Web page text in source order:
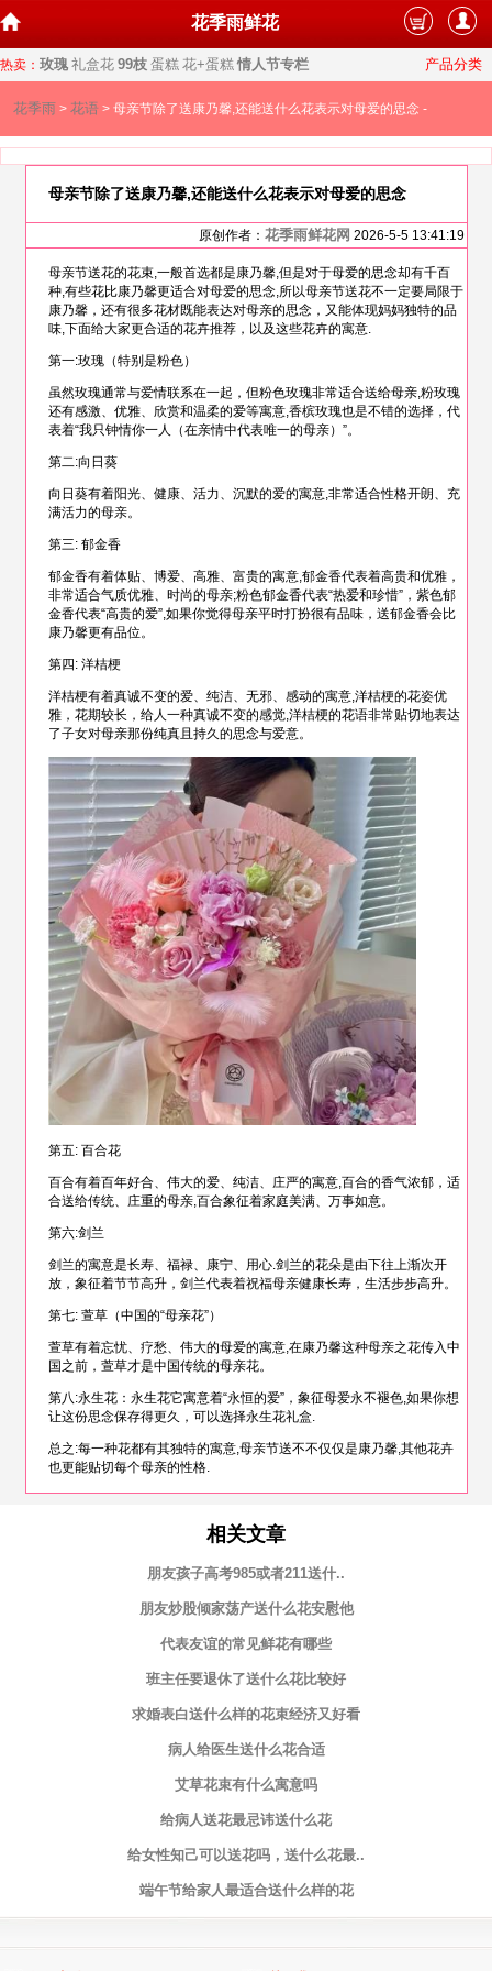
花季雨鲜花
热卖： 玫瑰 礼盒花 99枝 蛋糕 花+蛋糕 情人节专栏 产品分类
花季雨 > 花语 > 母亲节除了送康乃馨,还能送什么花表示对母爱的思念 -
母亲节除了送康乃馨,还能送什么花表示对母爱的思念
原创作者： 花季雨鲜花网 2026-5-5 13:41:19
母亲节送花的花束,一般首选都是康乃馨,但是对于母爱的思念却有千百
种,有些花比康乃馨更适合对母爱的思念,所以母亲节送花不一定要局限于
康乃馨，还有很多花材既能表达对母亲的思念，又能体现妈妈独特的品
味,下面给大家更合适的花卉推荐，以及这些花卉的寓意.
第一:玫瑰（特别是粉色）
虽然玫瑰通常与爱情联系在一起，但粉色玫瑰非常适合送给母亲,粉玫瑰
还有感激、优雅、欣赏和温柔的爱等寓意,香槟玫瑰也是不错的选择，代
表着“我只钟情你一人（在亲情中代表唯一的母亲）”。
第二:向日葵
向日葵有着阳光、健康、活力、沉默的爱的寓意,非常适合性格开朗、充
满活力的母亲。
第三: 郁金香
郁金香有着体贴、博爱、高雅、富贵的寓意,郁金香代表着高贵和优雅，
非常适合气质优雅、时尚的母亲;粉色郁金香代表“热爱和珍惜”，紫色郁
金香代表“高贵的爱”,如果你觉得母亲平时打扮很有品味，送郁金香会比
康乃馨更有品位。
第四: 洋桔梗
洋桔梗有着真诚不变的爱、纯洁、无邪、感动的寓意,洋桔梗的花姿优
雅，花期较长，给人一种真诚不变的感觉,洋桔梗的花语非常贴切地表达
了子女对母亲那份纯真且持久的思念与爱意。
第五: 百合花
百合有着百年好合、伟大的爱、纯洁、庄严的寓意,百合的香气浓郁，适
合送给传统、庄重的母亲,百合象征着家庭美满、万事如意。
第六:剑兰
剑兰的寓意是长寿、福禄、康宁、用心.剑兰的花朵是由下往上渐次开
放，象征着节节高升，剑兰代表着祝福母亲健康长寿，生活步步高升。
第七: 萱草（中国的“母亲花”）
萱草有着忘忧、疗愁、伟大的母爱的寓意,在康乃馨这种母亲之花传入中
国之前，萱草才是中国传统的母亲花。
第八:永生花：永生花它寓意着“永恒的爱”，象征母爱永不褪色,如果你想
让这份思念保存得更久，可以选择永生花礼盒.
总之:每一种花都有其独特的寓意,母亲节送不不仅仅是康乃馨,其他花卉
也更能贴切每个母亲的性格.
相关文章
朋友孩子高考985或者211送什..
朋友炒股倾家荡产送什么花安慰他
代表友谊的常见鲜花有哪些
班主任要退休了送什么花比较好
求婚表白送什么样的花束经济又好看
病人给医生送什么花合适
艾草花束有什么寓意吗
给病人送花最忌讳送什么花
给女性知己可以送花吗，送什么花最..
端午节给家人最适合送什么样的花